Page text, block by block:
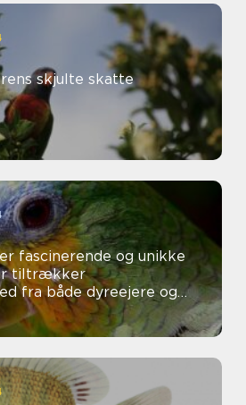
skjulte skatte
fascinerende og unikke
tiltrækker
fra både dyreejere og
hele verden